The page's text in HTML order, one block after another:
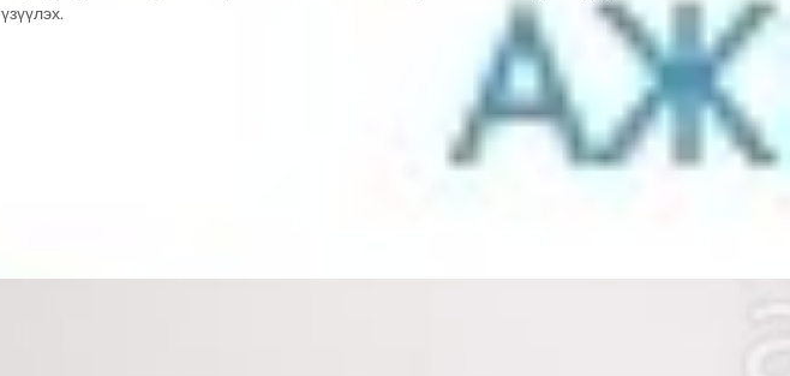
үзүүлэх.